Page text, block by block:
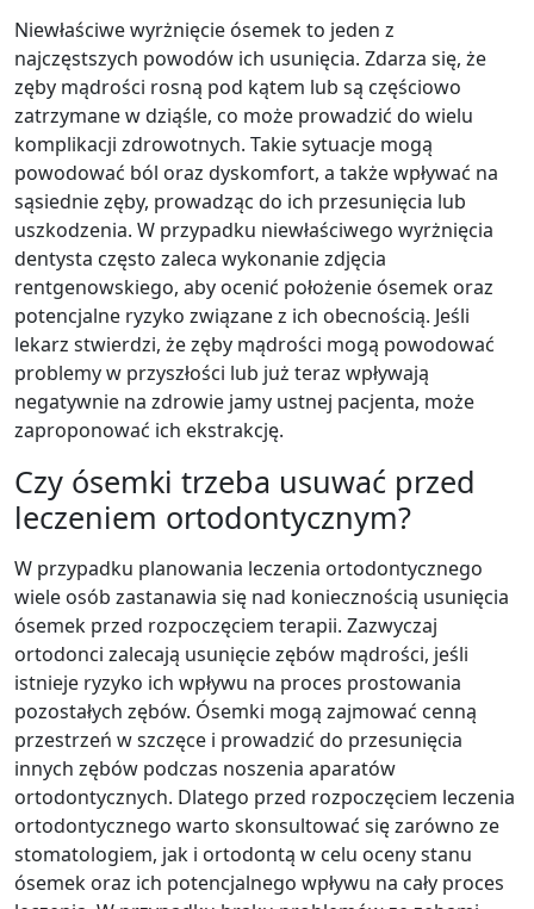
Niewłaściwe wyrżnięcie ósemek to jeden z
najczęstszych powodów ich usunięcia. Zdarza się, że
zęby mądrości rosną pod kątem lub są częściowo
zatrzymane w dziąśle, co może prowadzić do wielu
komplikacji zdrowotnych. Takie sytuacje mogą
powodować ból oraz dyskomfort, a także wpływać na
sąsiednie zęby, prowadząc do ich przesunięcia lub
uszkodzenia. W przypadku niewłaściwego wyrżnięcia
dentysta często zaleca wykonanie zdjęcia
rentgenowskiego, aby ocenić położenie ósemek oraz
potencjalne ryzyko związane z ich obecnością. Jeśli
lekarz stwierdzi, że zęby mądrości mogą powodować
problemy w przyszłości lub już teraz wpływają
negatywnie na zdrowie jamy ustnej pacjenta, może
zaproponować ich ekstrakcję.
Czy ósemki trzeba usuwać przed
leczeniem ortodontycznym?
W przypadku planowania leczenia ortodontycznego
wiele osób zastanawia się nad koniecznością usunięcia
ósemek przed rozpoczęciem terapii. Zazwyczaj
ortodonci zalecają usunięcie zębów mądrości, jeśli
istnieje ryzyko ich wpływu na proces prostowania
pozostałych zębów. Ósemki mogą zajmować cenną
przestrzeń w szczęce i prowadzić do przesunięcia
innych zębów podczas noszenia aparatów
ortodontycznych. Dlatego przed rozpoczęciem leczenia
ortodontycznego warto skonsultować się zarówno ze
stomatologiem, jak i ortodontą w celu oceny stanu
ósemek oraz ich potencjalnego wpływu na cały proces